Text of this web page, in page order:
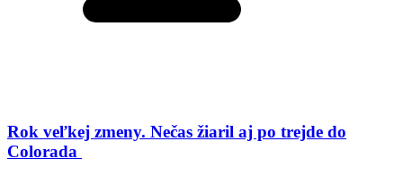
Rok veľkej zmeny. Nečas žiaril aj po trejde do
Colorada